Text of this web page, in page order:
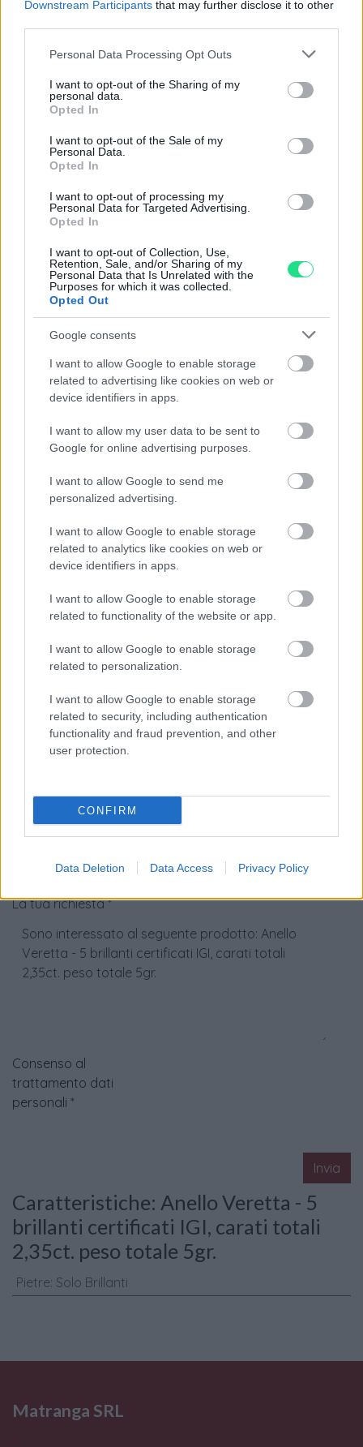
Downstream Participants that may further disclose it to other
Please note that this website/app uses one or more Google
not limited to your visit or usage behaviour. You may click to
grant or deny consent to Google and its third-party tags to
use your data for below specified purposes in below Google
consent section.
Personal Data Processing Opt Outs
I want to opt-out of the Sharing of my
personal data.
Opted In
I want to opt-out of the Sale of my
Personal Data.
Opted In
I want to opt-out of processing my
Personal Data for Targeted Advertising.
Opted In
I want to opt-out of Collection, Use,
Retention, Sale, and/or Sharing of my
Personal Data that Is Unrelated with the
Purposes for which it was collected.
Opted Out
Google consents
I want to allow Google to enable storage
related to advertising like cookies on web or
device identifiers in apps.
I want to allow my user data to be sent to
Google for online advertising purposes.
I want to allow Google to send me
personalized advertising.
I want to allow Google to enable storage
related to analytics like cookies on web or
device identifiers in apps.
I want to allow Google to enable storage
related to functionality of the website or app.
I want to allow Google to enable storage
related to personalization.
I want to allow Google to enable storage
related to security, including authentication
functionality and fraud prevention, and other
user protection.
CONFIRM
Data Deletion Data Access Privacy Policy
Visualizza proposte di finanziamento
Politiche dei prezzi online
Caratteristiche Prodotto
Google
4.8
Basato su 410 reviews
Powered byLocalImpact
Garanzia di due anni
sui prodotti usati, verificati dal
nostro laboratorio di assistenza.
Reso facile e gratuitoentro 28 giorni.
Spedizione gratuita per ordini superiori a 150 euro.
Guida
all'acquisto
informazioni o prenotare una
Numero di telefono
Email *
La tua richiesta *
Consenso al
trattamento dati
personali *
Invia
Caratteristiche: Anello Veretta - 5
brillanti certificati IGI, carati totali
2,35ct. peso totale 5gr.
Pietre: Solo Brillanti
Matranga SRL